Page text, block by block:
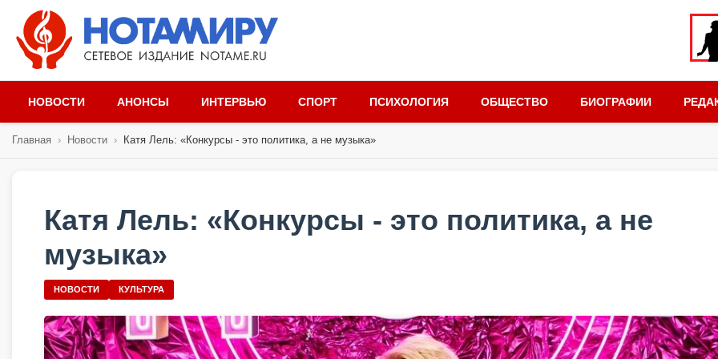
НОВОСТИ АНОНСЫ ИНТЕРВЬЮ СПОРТ ПСИХОЛОГИЯ ОБЩЕСТВО БИОГРАФИИ
Главная › Новости › Катя Лель: «Конкурсы - это политика, а не музыка»
Катя Лель: «Конкурсы - это политика, а не
музыка»
НОВОСТИ КУЛЬТУРА